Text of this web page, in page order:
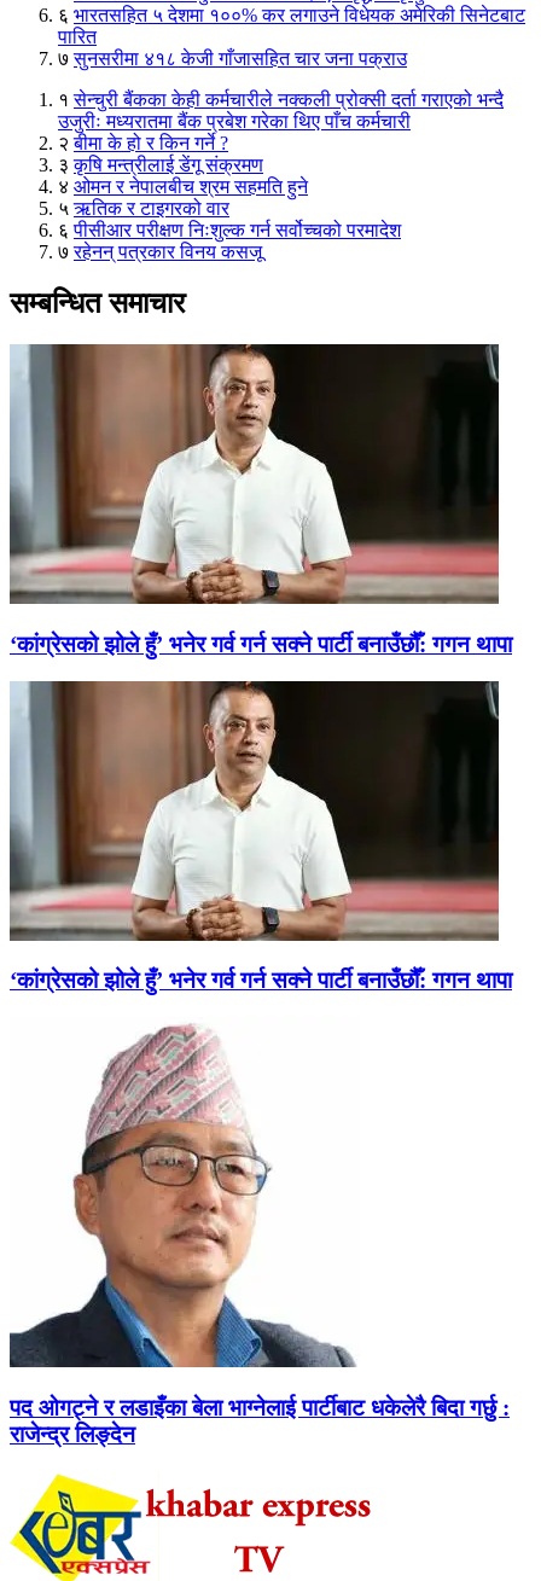
६ भारतसहित ५ देशमा १००% कर लगाउने विधेयक अमेरिकी सिनेटबाट
पारित
७ सुनसरीमा ४१८ केजी गाँजासहित चार जना पक्राउ
१ सेन्चुरी बैंकका केही कर्मचारीले नक्कली प्रोक्सी दर्ता गराएको भन्दै
उजुरीः मध्यरातमा बैंक प्रबेश गरेका थिए पाँच कर्मचारी
२ बीमा के हो र किन गर्ने ?
३ कृषि मन्त्रीलाई डेंगू संक्रमण
४ ओमन र नेपालबीच श्रम सहमति हुने
५ ऋतिक र टाइगरको वार
६ पीसीआर परीक्षण निःशुल्क गर्न सर्वोच्चको परमादेश
७ रहेनन् पत्रकार विनय कसजू
सम्बन्धित समाचार
‘कांग्रेसको झोले हुँ’ भनेर गर्व गर्न सक्ने पार्टी बनाउँछौँ: गगन थापा
‘कांग्रेसको झोले हुँ’ भनेर गर्व गर्न सक्ने पार्टी बनाउँछौँ: गगन थापा
पद ओगट्ने र लडाइँका बेला भाग्नेलाई पार्टीबाट धकेलेरै बिदा गर्छु :
राजेन्द्र लिङ्देन